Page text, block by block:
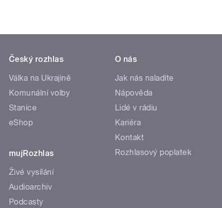
Český rozhlas
Válka na Ukrajině
Komunální volby
Stanice
eShop
mujRozhlas
Živé vysílání
Audioarchiv
Podcasty
O nás
Jak nás naladíte
Nápověda
Lidé v rádiu
Kariéra
Kontakt
Rozhlasový poplatek